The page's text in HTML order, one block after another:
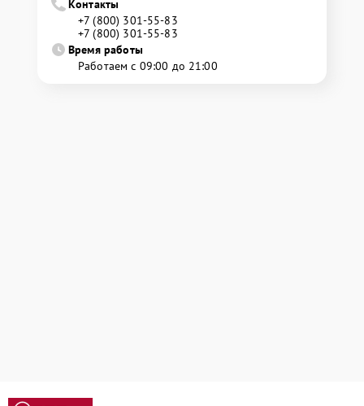
Контакты
+7 (800) 301-55-83
+7 (800) 301-55-83
Время работы
Работаем с 09:00 до 21:00